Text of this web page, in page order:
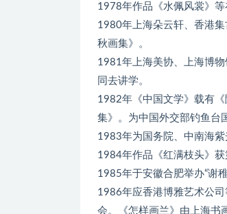
1978年作品《水佩风裳》等
1980年上海朵云轩、香港
秋画集》。
1981年上海美协、上海博
同去讲学。
1982年《中国文学》载有
集》。为中国外交部钓鱼台
1983年为国务院、中南海
1984年作品《红满枝头》获
1985年于安徽合肥举办“谢
1986年应香港博雅艺术公
会。《怎样画兰》由上海书